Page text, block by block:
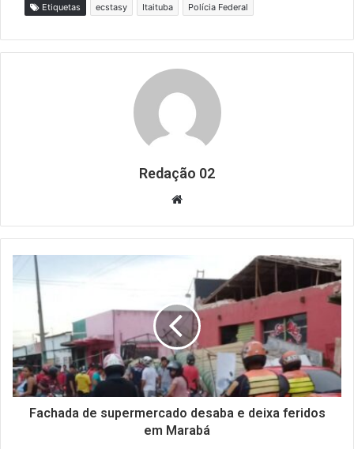
Etiquetas ecstasy Itaituba Polícia Federal
Redação 02
Website
Fachada de supermercado desaba e deixa feridos
em Marabá